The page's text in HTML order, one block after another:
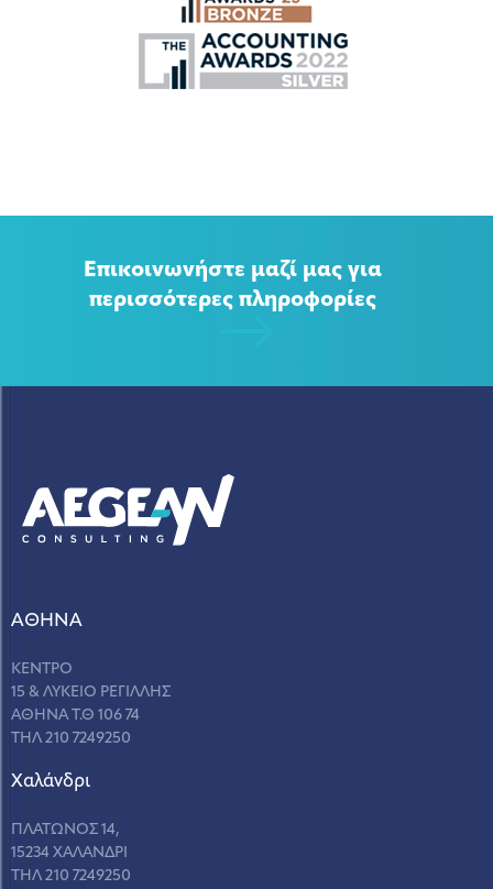
Επικοινωνήστε μαζί μας για
περισσότερες πληροφορίες
ΑΘΗΝΑ
ΚΕΝΤΡΟ
15 & ΛΥΚΕΙΟ ΡΕΓΙΛΛΗΣ
ΑΘΗΝΑ Τ.Θ 106 74
ΤΗΛ 210 7249250
Χαλάνδρι
ΠΛΑΤΩΝΟΣ 14,
15234 ΧΑΛΑΝΔΡΙ
ΤΗΛ 210 7249250